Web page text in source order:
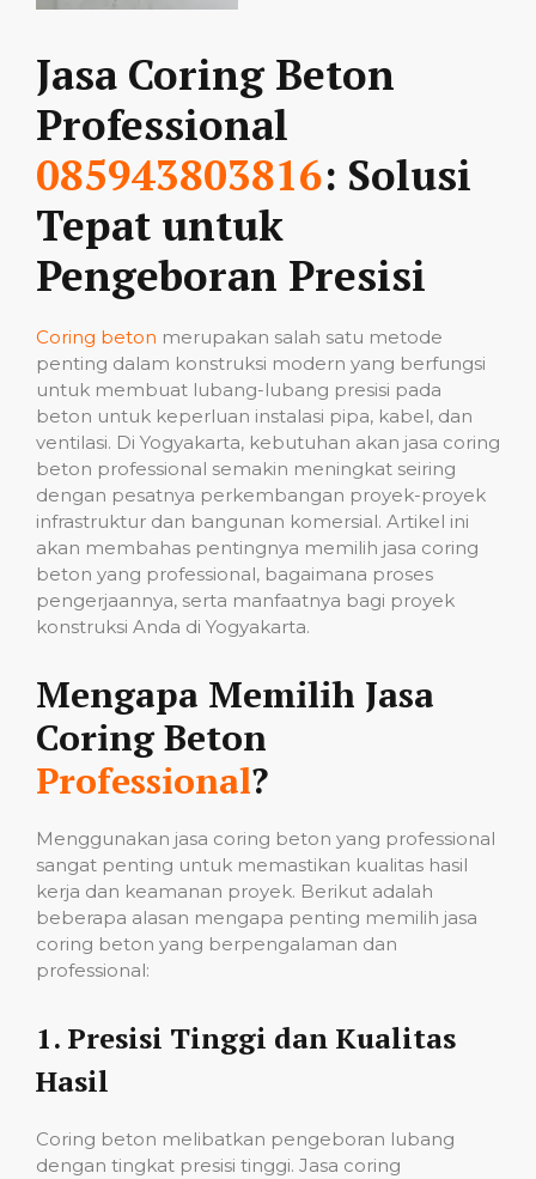
Jasa Coring Beton
Professional
085943803816: Solusi
Tepat untuk
Pengeboran Presisi
Coring beton merupakan salah satu metode
penting dalam konstruksi modern yang berfungsi
untuk membuat lubang-lubang presisi pada
beton untuk keperluan instalasi pipa, kabel, dan
ventilasi. Di Yogyakarta, kebutuhan akan jasa coring
beton professional semakin meningkat seiring
dengan pesatnya perkembangan proyek-proyek
infrastruktur dan bangunan komersial. Artikel ini
akan membahas pentingnya memilih jasa coring
beton yang professional, bagaimana proses
pengerjaannya, serta manfaatnya bagi proyek
konstruksi Anda di Yogyakarta.
Mengapa Memilih Jasa
Coring Beton
Professional?
Menggunakan jasa coring beton yang professional
sangat penting untuk memastikan kualitas hasil
kerja dan keamanan proyek. Berikut adalah
beberapa alasan mengapa penting memilih jasa
coring beton yang berpengalaman dan
professional:
1. Presisi Tinggi dan Kualitas
Hasil
Coring beton melibatkan pengeboran lubang
dengan tingkat presisi tinggi. Jasa coring